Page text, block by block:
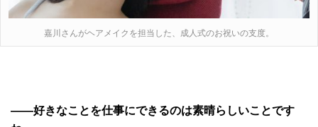
嘉川さんがヘアメイクを担当した、成人式のお祝いの支度。
――好きなことを仕事にできるのは素晴らしいことです